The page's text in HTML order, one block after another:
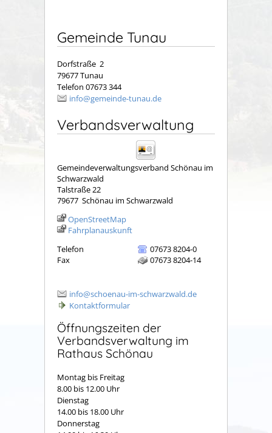
Gemeinde Tunau
Dorfstraße 2
79677 Tunau
Telefon 07673 344
info@gemeinde-tunau.de
Verbandsverwaltung
Gemeindeverwaltungsverband Schönau im
Schwarzwald
Talstraße 22
79677 Schönau im Schwarzwald
OpenStreetMap
Fahrplanauskunft
Telefon
07673 8204-0
Fax
07673 8204-14
info@schoenau-im-schwarzwald.de
Kontaktformular
Öffnungszeiten der
Verbandsverwaltung im
Rathaus Schönau
Montag bis Freitag
8.00 bis 12.00 Uhr
Dienstag
14.00 bis 18.00 Uhr
Donnerstag